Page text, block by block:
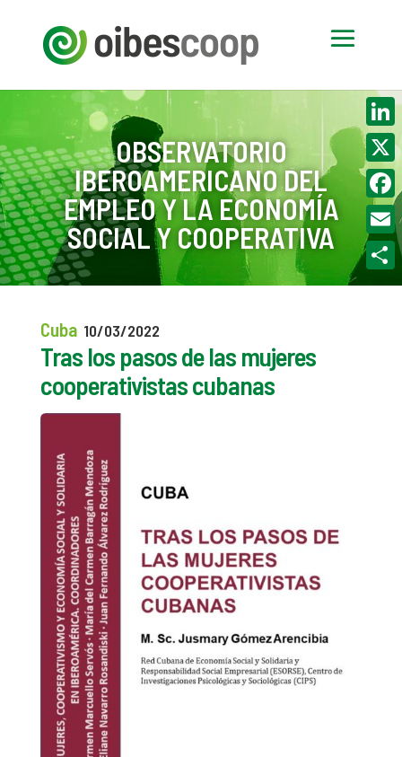
OBSERVATORIO
IBEROAMERICANO DEL
EMPLEO Y LA ECONOMÍA
SOCIAL Y COOPERATIVA
Cuba 10/03/2022
Tras los pasos de las mujeres
cooperativistas cubanas
X
Email